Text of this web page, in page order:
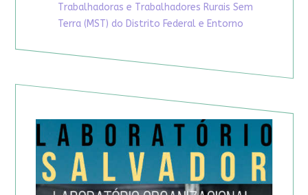
Trabalhadoras e Trabalhadores Rurais Sem
Terra (MST) do Distrito Federal e Entorno